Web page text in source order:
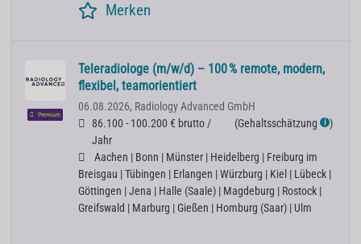
Merken
Premium
Teleradiologe (m/w/d) – 100 % remote, modern,
flexibel, teamorientiert
06.08.2026, Radiology Advanced GmbH
86.100 - 100.200 € brutto /
Jahr
(Gehaltsschätzung ℹ )
Aachen | Bonn | Münster | Heidelberg | Freiburg im
Breisgau | Tübingen | Erlangen | Würzburg | Kiel | Lübeck |
Göttingen | Jena | Halle (Saale) | Magdeburg | Rostock |
Greifswald | Marburg | Gießen | Homburg (Saar) | Ulm